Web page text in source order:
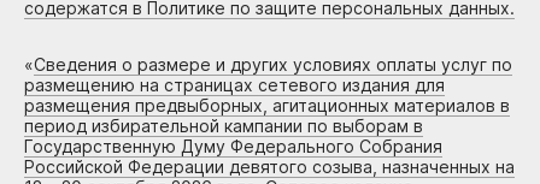
содержатся в Политике по защите персональных данных.
«Сведения о размере и других условиях оплаты услуг по
размещению на страницах сетевого издания для
размещения предвыборных, агитационных материалов в
период избирательной кампании по выборам в
Государственную Думу Федерального Собрания
Российской Федерации девятого созыва, назначенных на